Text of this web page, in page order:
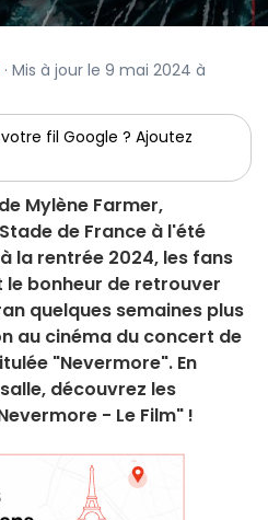
· Mis à jour le 9 mai 2024 à
fil Google ? Ajoutez
Mylène Farmer,
de France à l'été
la rentrée 2024, les fans
bonheur de retrouver
quelques semaines plus
au cinéma du concert de
"Nevermore". En
découvrez les
- Le Film" !